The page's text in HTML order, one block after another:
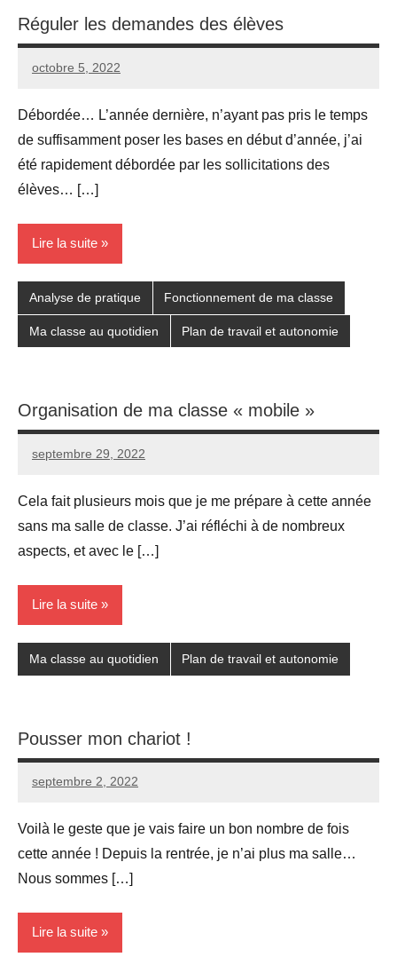
Réguler les demandes des élèves
octobre 5, 2022
Seg0_La_Vraie
5
Débordée… L’année dernière, n’ayant pas pris le temps
de suffisamment poser les bases en début d’année, j’ai
été rapidement débordée par les sollicitations des
élèves… […]
Lire la suite
Analyse de pratique Fonctionnement de ma classe
Ma classe au quotidien Plan de travail et autonomie
Organisation de ma classe « mobile »
septembre 29, 2022
Seg0_La_Vraie
4
Cela fait plusieurs mois que je me prépare à cette année
sans ma salle de classe. J’ai réfléchi à de nombreux
aspects, et avec le […]
Lire la suite
Ma classe au quotidien Plan de travail et autonomie
Pousser mon chariot !
septembre 2, 2022
Seg0_La_Vraie
Aucun
Voilà le geste que je vais faire un bon nombre de fois
cette année ! Depuis la rentrée, je n’ai plus ma salle…
Nous sommes […]
Lire la suite